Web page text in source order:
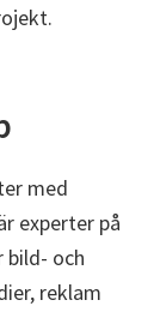
med
experter på
bild- och
reklam